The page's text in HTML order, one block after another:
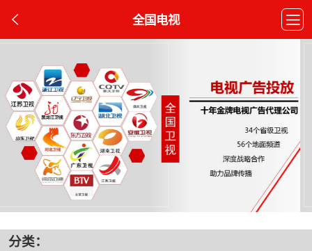
全国电视
分类：